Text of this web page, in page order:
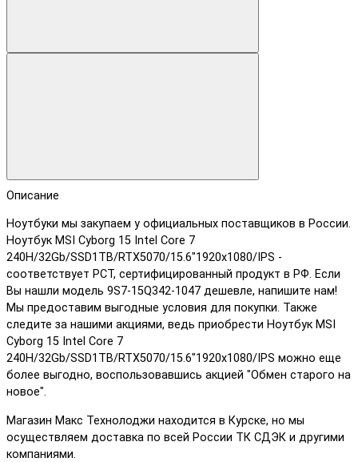
Описание
Ноутбуки мы закупаем у официальных поставщиков в России.
Ноутбук MSI Cyborg 15 Intel Core 7
240H/32Gb/SSD1TB/RTX5070/15.6"1920x1080/IPS -
соответствует РСТ, сертифицированный продукт в РФ. Если
Вы нашли модель 9S7-15Q342-1047 дешевле, напишите нам!
Мы предоставим выгодные условия для покупки. Также
следите за нашими акциями, ведь приобрести Ноутбук MSI
Cyborg 15 Intel Core 7
240H/32Gb/SSD1TB/RTX5070/15.6"1920x1080/IPS можно еще
более выгодно, воспользовавшись акцией "Обмен старого на
новое".
Магазин Макс Технолоджи находится в Курске, но мы
осуществляем доставка по всей России ТК СДЭК и другими
компаниями.